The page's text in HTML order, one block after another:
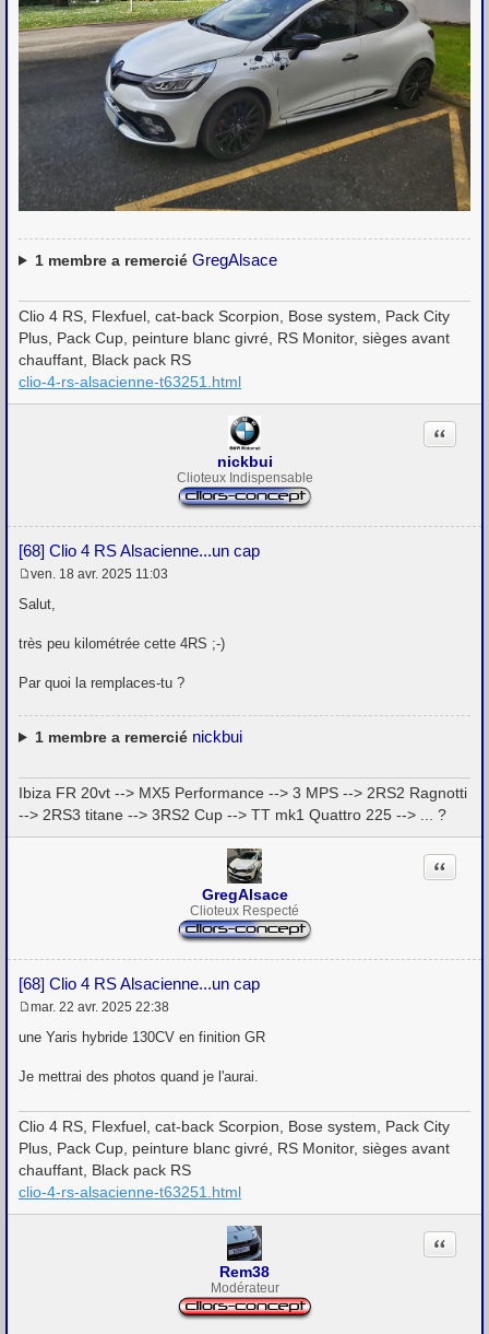
1membre a remercié GregAlsace
Clio 4 RS, Flexfuel, cat-back Scorpion, Bose system, Pack City
Plus, Pack Cup, peinture blanc givré, RS Monitor, sièges avant
chauffant, Black pack RS
clio-4-rs-alsacienne-t63251.html
nickbui
Clioteux Indispensable
[68] Clio 4 RS Alsacienne...un cap
Citation
e
a
e
ven. 18 avr. 2025 11:03
Salut,
très peu kilométrée cette 4RS ;-)
Par quoi la remplaces-tu ?
1membre a remercié nickbui
Ibiza FR 20vt --> MX5 Performance --> 3 MPS --> 2RS2 Ragnotti
--> 2RS3 titane --> 3RS2 Cup --> TT mk1 Quattro 225 --> ... ?
GregAlsace
Clioteux Respecté
[68] Clio 4 RS Alsacienne...un cap
Citation
e
a
e
mar. 22 avr. 2025 22:38
une Yaris hybride 130CV en finition GR
Je mettrai des photos quand je l'aurai.
Clio 4 RS, Flexfuel, cat-back Scorpion, Bose system, Pack City
Plus, Pack Cup, peinture blanc givré, RS Monitor, sièges avant
chauffant, Black pack RS
clio-4-rs-alsacienne-t63251.html
Rem38
Modérateur
Citation